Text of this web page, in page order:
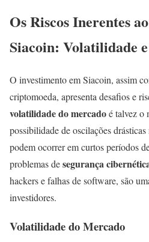
Os Riscos Inerentes
Siacoin: Volatilidade
O investimento em Siacoin, assim
criptomoeda, apresenta desafios e
volatilidade do mercadoé talvez o
possibilidade de oscilações
podem ocorrer em curtos períodos
problemas desegurança
hackers e falhas de software, são
investidores.
Volatilidade do Mercado